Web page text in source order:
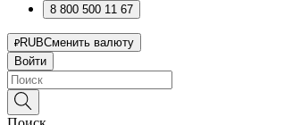
8 800 500 11 67
RUBСменить валюту
Войти